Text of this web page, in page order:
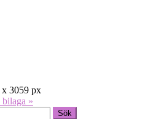
x 3059 px
bilaga »